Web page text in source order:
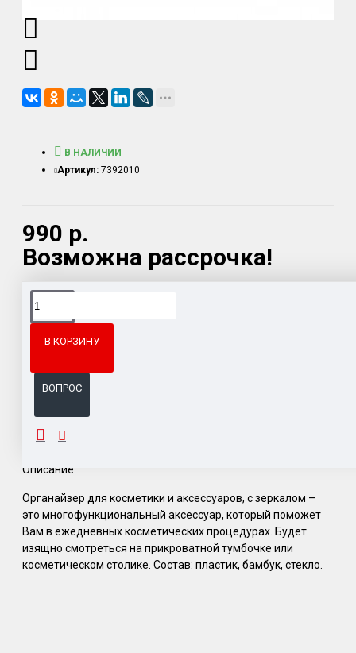
990 р.
Возможна рассрочка!
В НАЛИЧИИ
Артикул: 7392010
В КОРЗИНУ
ВОПРОС
Доставка товара по всему Таможенному союзу.
ОПИСАНИЕ
Описание
Органайзер для косметики и аксессуаров, с зеркалом –
это многофункциональный аксессуар, который поможет
Вам в ежедневных косметических процедурах. Будет
изящно смотреться на прикроватной тумбочке или
косметическом столике. Состав: пластик, бамбук, стекло.